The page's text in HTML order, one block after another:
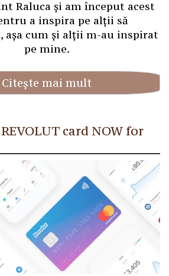
Raluca și am început acest
a inspira pe alții să
așa cum și alții m-au inspirat
pe mine.
Citește mai mult
card NOW for